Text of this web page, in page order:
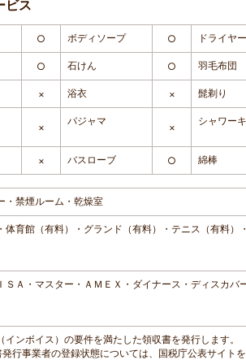
ビス
○ ボディソープ ○ ドライヤー
○ 石けん ○ 羽毛布団
× 浴衣 × 髭剃り
×
パジャマ
×
シャワー
× バスローブ ○ 綿棒
・禁煙ルーム・乾燥室
体育館（有料）・グランド（有料）・テニス（有料）
ＳＡ・マスター・ＡＭＥＸ・ダイナース・ディスカバ
インボイス）の要件を満たした領収書を発行します。
行事業者の登録状態については、国税庁公表サイト